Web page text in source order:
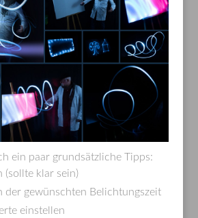
ein paar grundsätzliche Tipps:
(sollte klar sein)
der gewünschten Belichtungszeit
einstellen